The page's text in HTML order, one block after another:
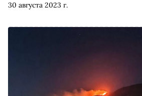
30 августа 2023 г.